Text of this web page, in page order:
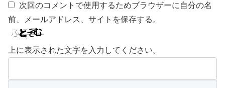
次回のコメントで使用するためブラウザーに自分の名
前、メールアドレス、サイトを保存する。
上に表示された文字を入力してください。